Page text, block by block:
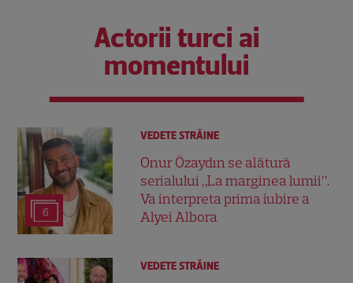
Actorii turci ai
momentului
6
VEDETE STRĂINE
Onur Özaydın se alătură
serialului „La marginea lumii”.
Va interpreta prima iubire a
Alyei Albora
VEDETE STRĂINE